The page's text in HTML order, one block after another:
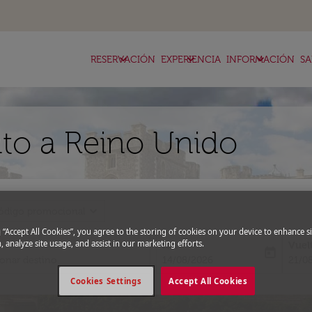
RESERVACIÓN
keyboard_arrow_down EXPERIENCIA
keyboard_arrow_down INFORMACIÓN
keyboard_arrow_down
a Reino Unido
Ida
fc-
“Accept All Cookies”, you agree to the storing of cookies on your device to enhance
analyze site usage, and assist in our marketing efforts.
Accept All Cookies
Cookies Settings